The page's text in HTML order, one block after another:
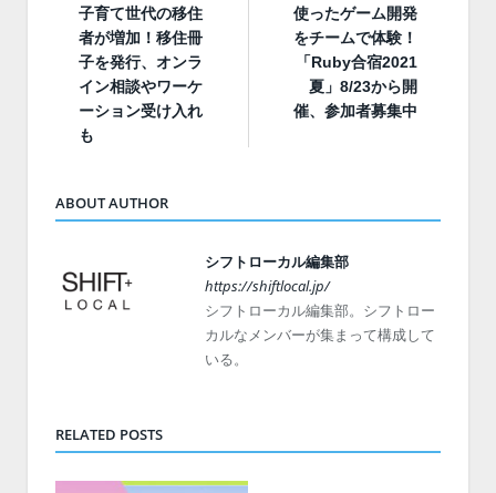
子育て世代の移住
者が増加！移住冊
子を発行、オンラ
イン相談やワーケ
ーション受け入れ
も
使ったゲーム開発
をチームで体験！
「Ruby合宿2021
夏」8/23から開
催、参加者募集中
ABOUT AUTHOR
シフトローカル編集部
https://shiftlocal.jp/
シフトローカル編集部。シフトロー
カルなメンバーが集まって構成して
いる。
RELATED POSTS